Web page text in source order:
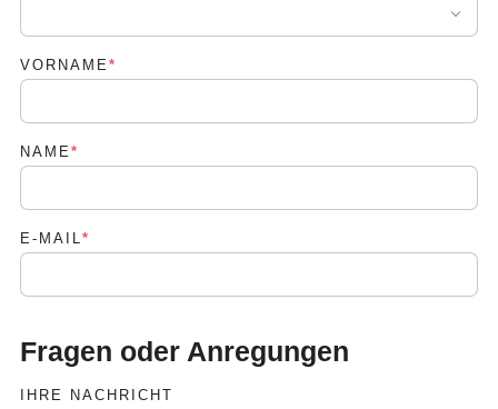
VORNAME*
PFLICHTFELD
NAME*
PFLICHTFELD
E-MAIL*
PFLICHTFELD
Fragen oder Anregungen
IHRE NACHRICHT